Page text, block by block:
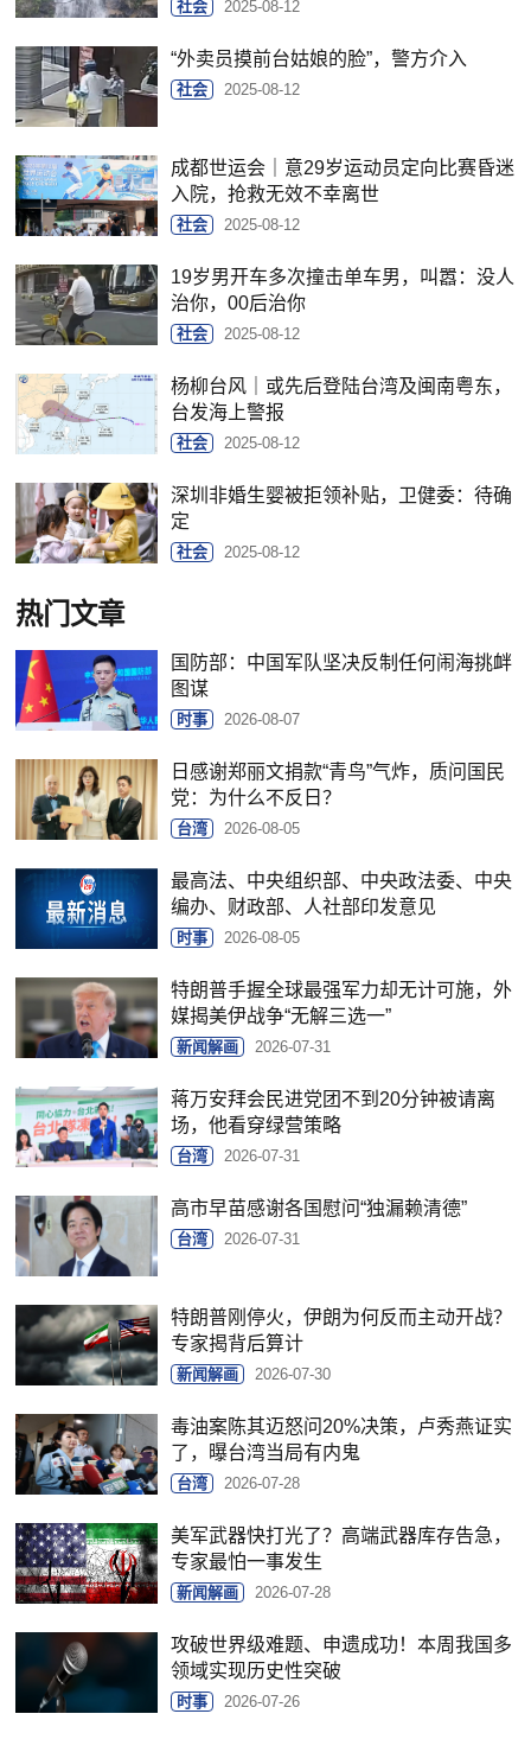
社会 2025-08-12
“外卖员摸前台姑娘的脸”，警方介入
社会 2025-08-12
成都世运会｜意29岁运动员定向比赛昏迷
入院，抢救无效不幸离世
社会 2025-08-12
19岁男开车多次撞击单车男，叫嚣：没人
治你，00后治你
社会 2025-08-12
杨柳台风｜或先后登陆台湾及闽南粤东，
台发海上警报
社会 2025-08-12
深圳非婚生婴被拒领补贴，卫健委：待确
定
社会 2025-08-12
热门文章
国防部：中国军队坚决反制任何闹海挑衅
图谋
时事 2026-08-07
日感谢郑丽文捐款“青鸟”气炸，质问国民
党：为什么不反日？
台湾 2026-08-05
最高法、中央组织部、中央政法委、中央
编办、财政部、人社部印发意见
时事 2026-08-05
特朗普手握全球最强军力却无计可施，外
媒揭美伊战争“无解三选一”
新闻解画 2026-07-31
蒋万安拜会民进党团不到20分钟被请离
场，他看穿绿营策略
台湾 2026-07-31
高市早苗感谢各国慰问“独漏赖清德”
台湾 2026-07-31
特朗普刚停火，伊朗为何反而主动开战？
专家揭背后算计
新闻解画 2026-07-30
毒油案陈其迈怒问20%决策，卢秀燕证实
了，曝台湾当局有内鬼
台湾 2026-07-28
美军武器快打光了？高端武器库存告急，
专家最怕一事发生
新闻解画 2026-07-28
攻破世界级难题、申遗成功！本周我国多
领域实现历史性突破
时事 2026-07-26